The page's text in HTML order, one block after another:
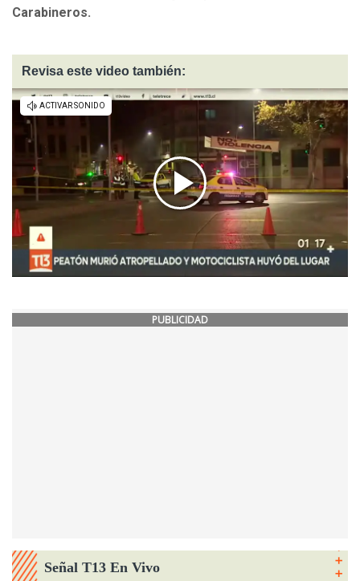
Carabineros.
Revisa este video también:
PUBLICIDAD
Señal T13 En Vivo